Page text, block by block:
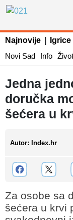
Najnovije Igrice
Novi Sad
Info Život
Jedna
doručka
šećera u
Autor: Index.hr
Za osobe sa
šećera u krvi